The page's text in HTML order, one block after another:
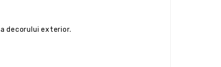
decorului exterior.